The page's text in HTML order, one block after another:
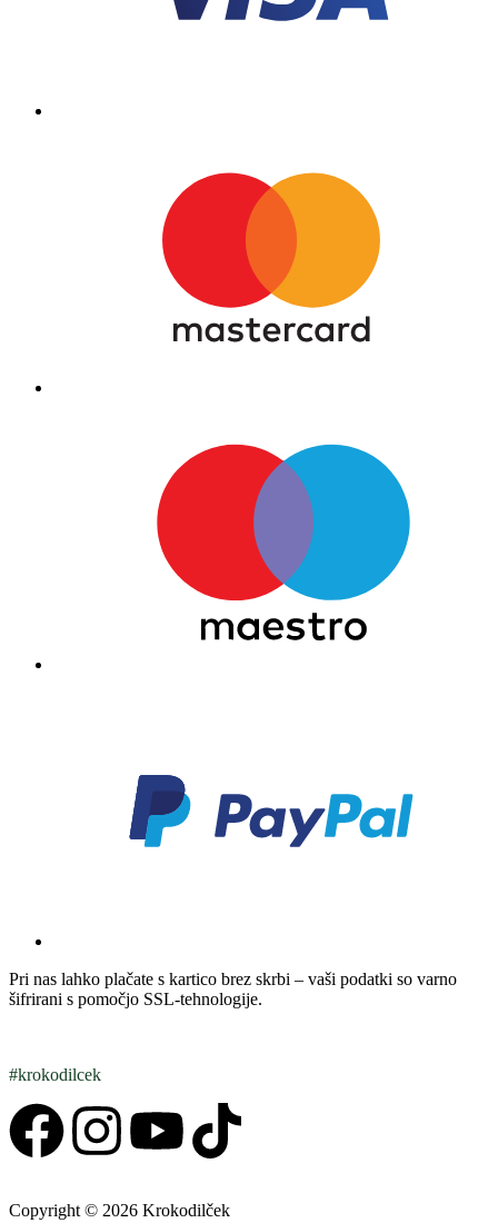
Pri nas lahko plačate s kartico brez skrbi – vaši podatki so varno
šifrirani s pomočjo SSL-tehnologije.
#krokodilcek
Copyright © 2026 Krokodilček